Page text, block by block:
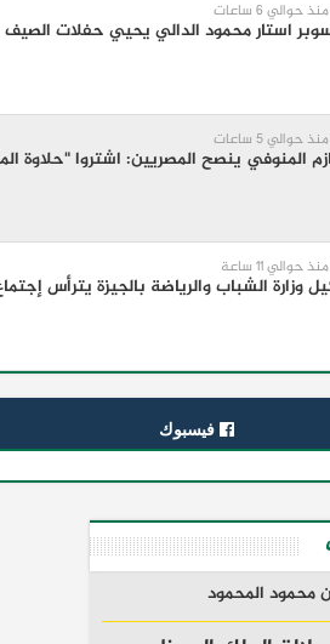
منذ حوالي 6 ساعات
استار محمود الدالي يحيي حفلات
منذ حوالي 5 ساعات
المنوفي ينصح المصريين: اشتروا "حلاوة
منذ حوالي 11 ساعة
وزارة الشباب والرياضة بالجيزة يترأس
فيسبوك
محمود المحمود